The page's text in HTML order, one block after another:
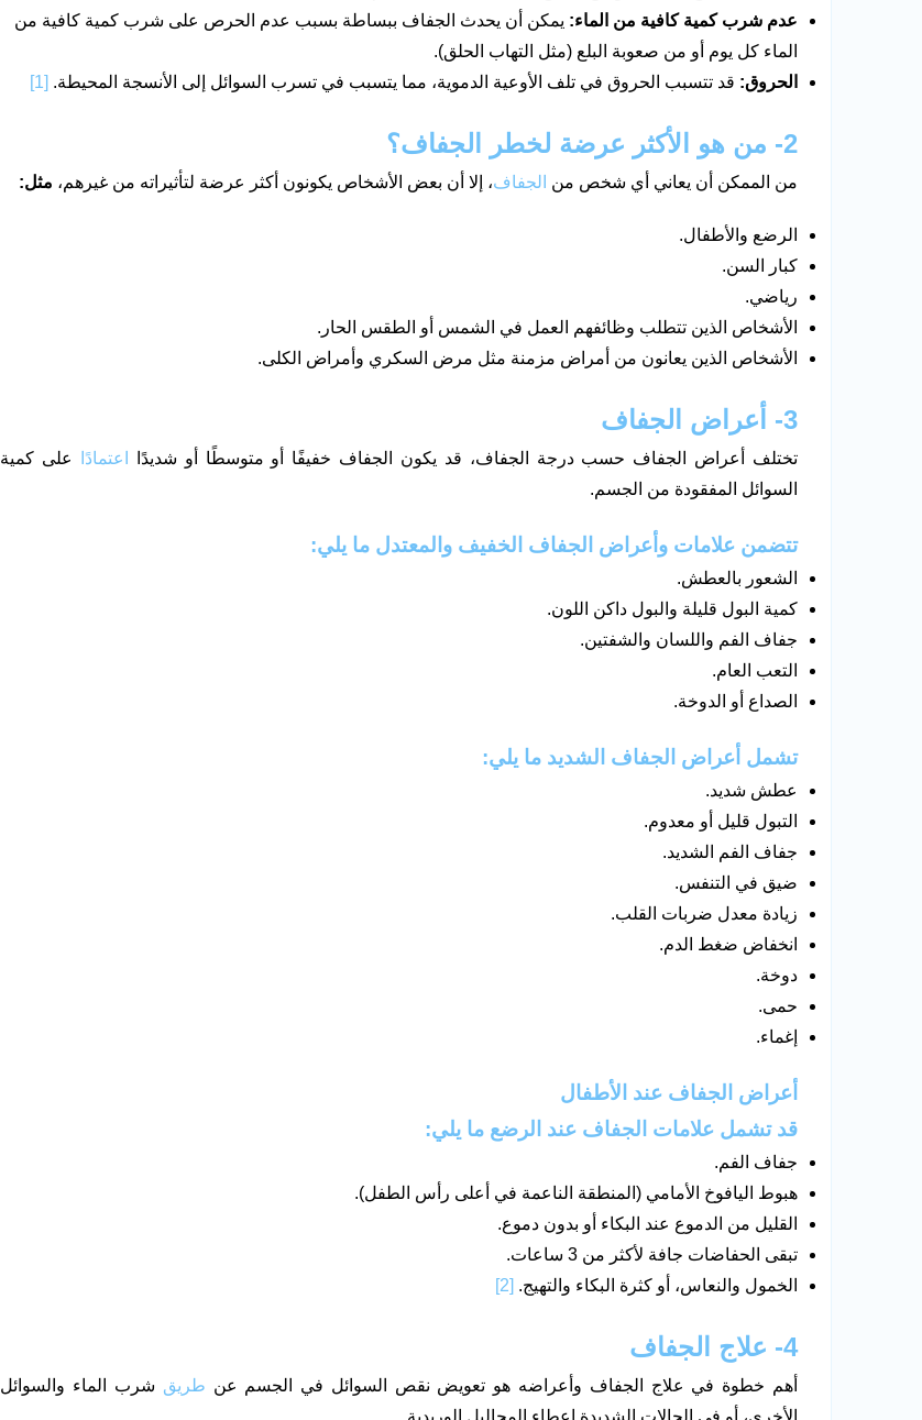
عدم شرب كمية كافية من الماء: يمكن أن يحدث الجفاف ببساطة بسبب عدم الحرص على شرب كمية كافية من
الماء كل يوم أو من صعوبة البلع (مثل التهاب الحلق).
الحروق: قد تتسبب الحروق في تلف الأوعية الدموية، مما يتسبب في تسرب السوائل إلى الأنسجة المحيطة. [1]
2- من هو الأكثر عرضة لخطر الجفاف؟
من الممكن أن يعاني أي شخص من الجفاف، إلا أن بعض الأشخاص يكونون أكثر عرضة لتأثيراته من غيرهم، مثل:
الرضع والأطفال.
كبار السن.
رياضي.
الأشخاص الذين تتطلب وظائفهم العمل في الشمس أو الطقس الحار.
الأشخاص الذين يعانون من أمراض مزمنة مثل مرض السكري وأمراض الكلى.
3- أعراض الجفاف
تختلف أعراض الجفاف حسب درجة الجفاف، قد يكون الجفاف خفيفًا أو متوسطًا أو شديدًا اعتمادًا
على كمية
السوائل المفقودة من الجسم.
تتضمن علامات وأعراض الجفاف الخفيف والمعتدل ما يلي:
الشعور بالعطش.
كمية البول قليلة والبول داكن اللون.
جفاف الفم واللسان والشفتين.
التعب العام.
الصداع أو الدوخة.
تشمل أعراض الجفاف الشديد ما يلي:
عطش شديد.
التبول قليل أو معدوم.
جفاف الفم الشديد.
ضيق في التنفس.
زيادة معدل ضربات القلب.
انخفاض ضغط الدم.
دوخة.
حمى.
إغماء.
أعراض الجفاف عند الأطفال
قد تشمل علامات الجفاف عند الرضع ما يلي:
جفاف الفم.
هبوط اليافوخ الأمامي (المنطقة الناعمة في أعلى رأس الطفل).
القليل من الدموع عند البكاء أو بدون دموع.
تبقى الحفاضات جافة لأكثر من 3 ساعات.
الخمول والنعاس، أو كثرة البكاء والتهيج. [2]
4- علاج الجفاف
أهم خطوة في علاج الجفاف وأعراضه هو تعويض نقص السوائل في الجسم عن طريق شرب الماء والسوائل
الأخرى، أو في الحالات الشديدة إعطاء المحاليل الوريدية.